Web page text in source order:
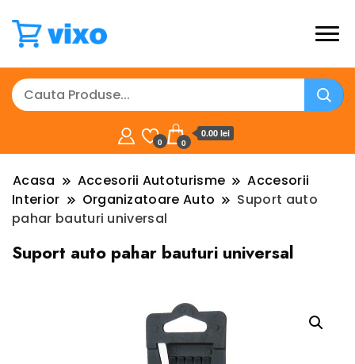
0 0
0.00 lei
Acasa Accesorii Autoturisme
Accesorii
Interior
Organizatoare Auto
Suport auto
pahar bauturi universal
Suport auto pahar bauturi universal